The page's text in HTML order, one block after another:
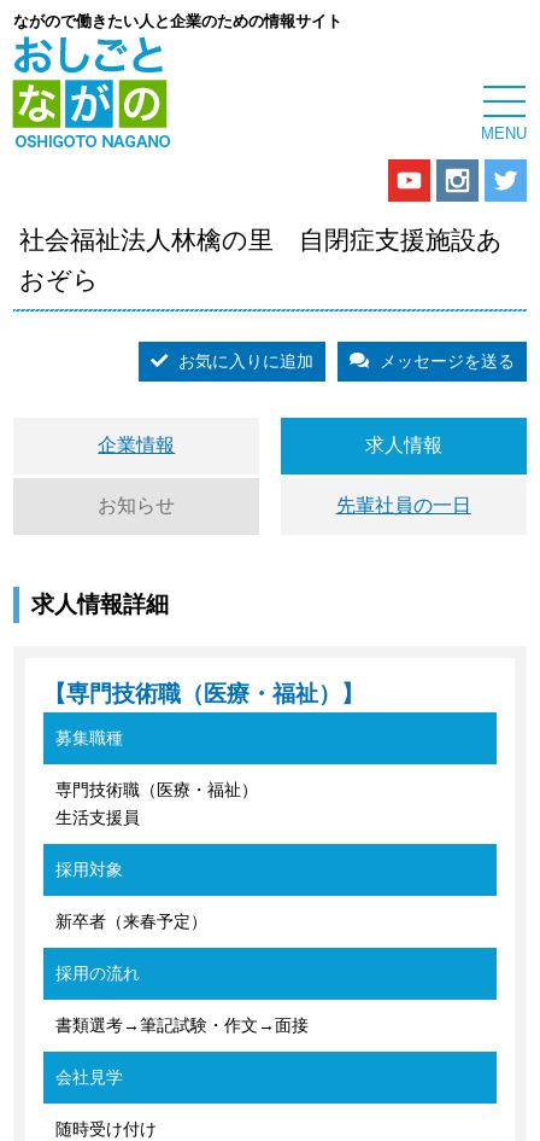
ながので働きたい人と企業のための情報サイト
社会福祉法人林檎の里 自閉症支援施設あ
おぞら
お気に入りに追加 メッセージを送る
企業情報 求人情報
お知らせ 先輩社員の一日
求人情報詳細
【専門技術職（医療・福祉）】
募集職種
専門技術職（医療・福祉）
生活支援員
採用対象
新卒者（来春予定）
採用の流れ
書類選考→筆記試験・作文→面接
会社見学
随時受け付け